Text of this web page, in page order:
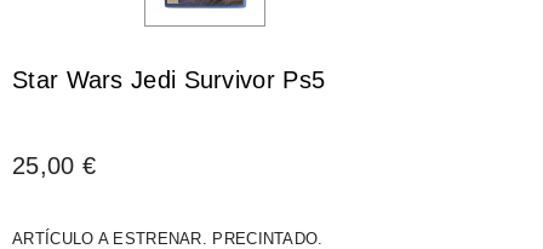
Star Wars Jedi Survivor Ps5
25,00 €
ARTÍCULO A ESTRENAR. PRECINTADO.